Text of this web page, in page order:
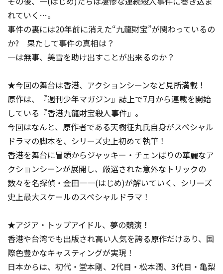
れていく…。
事件の裏には20年前に消えた“九龍財宝”が関わっているの
か? 果たして事件の真相は？
一は無事、美雪を助け出すことが出来るのか？
★今回の舞台は香港、アクションシーンなど見所満載！
原作は、『週刊少年マガジン』誌上で7月から連載を開始
している『香港九龍財宝殺人事件』。
今回はなんと、原作者である天樹征丸氏自身がスペシャル
ドラマの脚本を、シリーズ史上初めて執筆！
香港を舞台に冒頭からジャッキー・チェンばりの華麗なア
クションシーンが展開し、厳選された意外なトリックの
数々を名探偵・金田一一(はじめ)が解いていく、シリーズ
史上最大スケールのスペシャルドラマ！
★アジア・トップアイドル、夢の競演！
香港や台湾でも出版され高い人気を誇る原作だけあり、国
際色豊かなキャスティングが実現！
日本からは、初代・堂本剛、2代目・松本潤、3代目・亀梨